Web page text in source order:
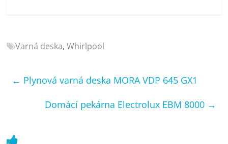
Elektro
OK,
pračky,
televize,
notebooky,
kávovary,
Varná deska,Whirlpool
← Plynová varná deska MORA VDP 645 GX1
Domácí pekárna Electrolux EBM 8000 →